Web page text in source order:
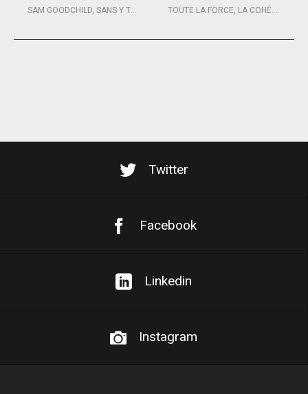
SAM GOODCHILD, SANS Y TOUCHER… TOUTE LA FORCE, LA COHÉRENCE, LA SYNERGIE DES VOILIERS VULNERABLE EN ROUTE POUR LE VENDÉE GLOBE
Twitter
Facebook
Linkedin
Instagram